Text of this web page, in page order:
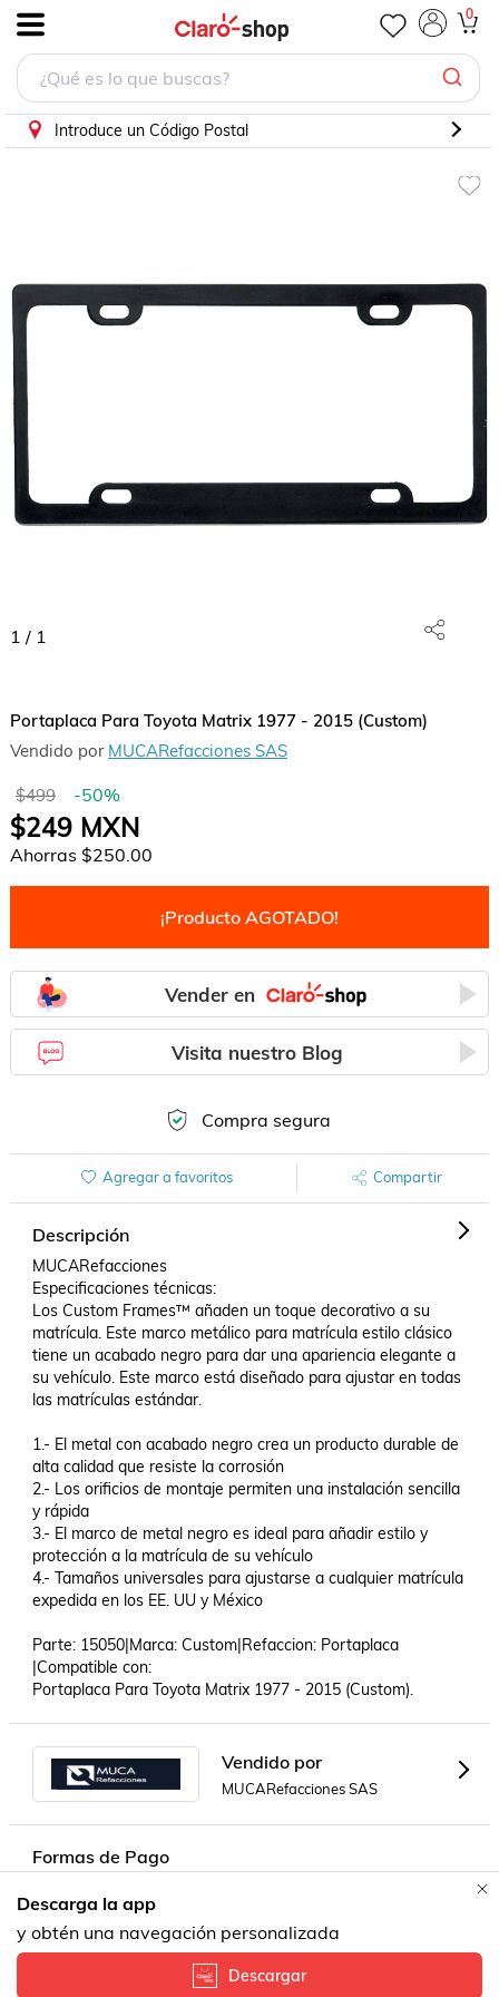
0
Introduce un Código Postal
1 / 1
Portaplaca Para Toyota Matrix 1977 - 2015 (Custom)
Vendido por MUCARefacciones SAS
$499 -50%
$249MXN
Ahorras $250.00
¡Producto AGOTADO!
Vender en
Visita nuestro Blog
Compra segura
Agregar a favoritos Compartir
Descripción
MUCARefacciones
Especificaciones técnicas:
Los Custom Frames™ añaden un toque decorativo a su
matrícula. Este marco metálico para matrícula estilo clásico
tiene un acabado negro para dar una apariencia elegante a
su vehículo. Este marco está diseñado para ajustar en todas
las matrículas estándar.
1.- El metal con acabado negro crea un producto durable de
alta calidad que resiste la corrosión
2.- Los orificios de montaje permiten una instalación sencilla
y rápida
3.- El marco de metal negro es ideal para añadir estilo y
protección a la matrícula de su vehículo
4.- Tamaños universales para ajustarse a cualquier matrícula
expedida en los EE. UU y México
Parte: 15050|Marca: Custom|Refaccion: Portaplaca
|Compatible con:
Portaplaca Para Toyota Matrix 1977 - 2015 (Custom).
Vendido por
MUCARefacciones SAS
Formas de Pago
Descarga la app
y obtén una navegación personalizada
Descargar